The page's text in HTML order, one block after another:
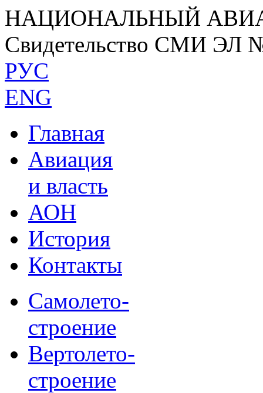
НАЦИОНАЛЬНЫЙ
Свидетельство СМИ ЭЛ
РУС
ENG
Главная
Авиация
и власть
АОН
История
Контакты
Самолето-
строение
Вертолето-
строение